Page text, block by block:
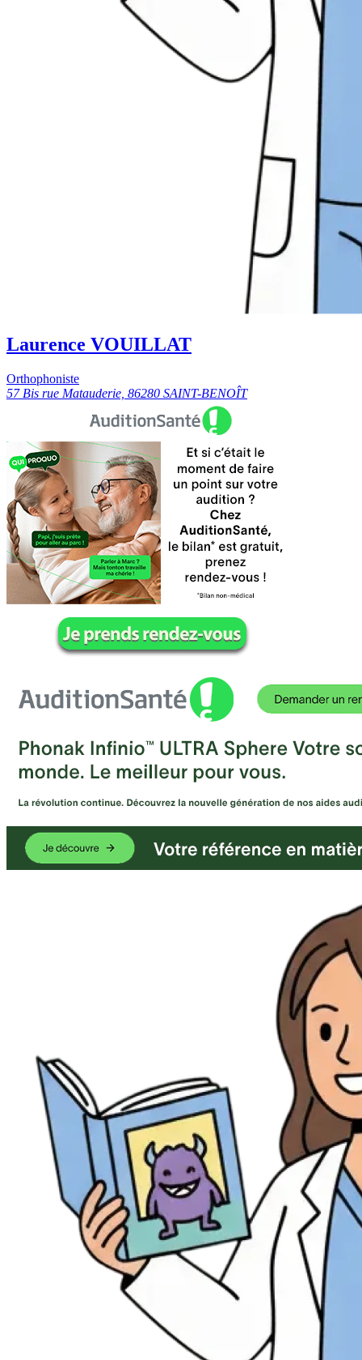
Laurence VOUILLAT
Orthophoniste
57 Bis rue Matauderie, 86280 SAINT-BENOÎT